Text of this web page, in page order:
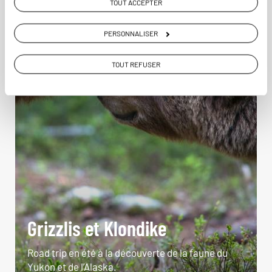
TOUT ACCEPTER
PERSONNALISER
TOUT REFUSER
Grizzlis et Klondike
Road trip en été à la découverte de la faune du
Yukon et de l’Alaska.